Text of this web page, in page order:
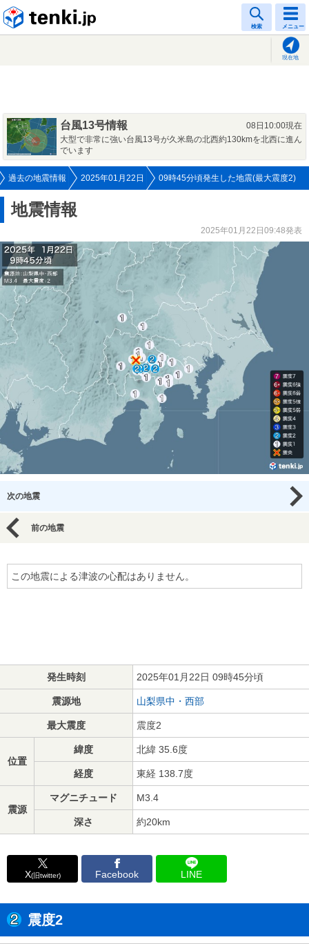
検索 メニュー
現在地
台風13号情報
08日10:00現在
大型で非常に強い台風13号が久米島の北西約130kmを北西に進ん
でいます
過去の地震情報 2025年01月22日 09時45分頃発生した地震(最大震度2)
地震情報
2025年01月22日09:48発表
次の地震
前の地震
この地震による津波の心配はありません。
発生時刻 2025年01月22日 09時45分頃
震源地 山梨県中・西部
最大震度 震度2
位置
緯度 北緯 35.6度
経度 東経 138.7度
震源
マグニチュード M3.4
深さ 約20km
X(旧twitter) Facebook LINE
震度2